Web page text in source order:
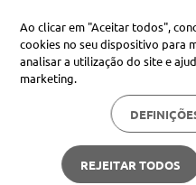
Procure no Marketplace
Pesquisas mais comuns
xiaomi
Beleza e Cuidado
Caudalie Vinoperfect
Ao clicar em "Aceitar todos",
cookies no seu dispositivo para
analisar a utilização do site e
marketing.
REJEITAR TODOS